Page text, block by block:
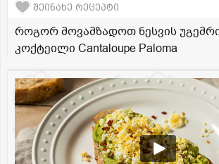
შეინახე რეცეპტი
როგორ მოვამზადოთ ნესვის
კოქტეილი Cantaloupe Paloma